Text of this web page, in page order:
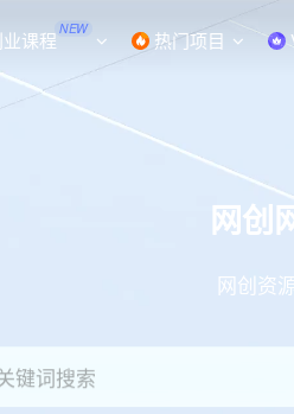
课程 NEW 热门项目
网创
网创资
键词搜索